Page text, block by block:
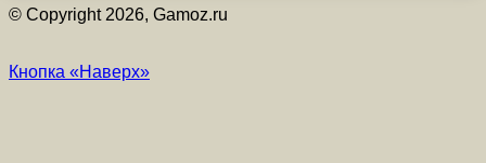
© Copyright 2026, Gamoz.ru
Кнопка «Наверх»